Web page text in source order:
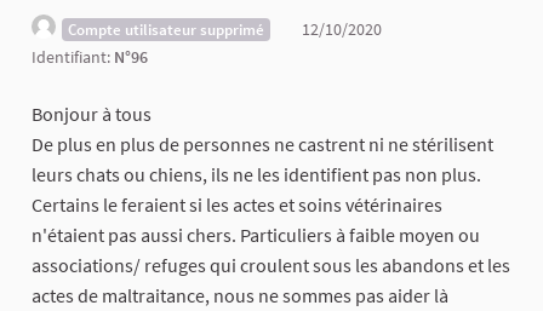
Compte utilisateur supprimé
12/10/2020
Identifiant: N°96
Bonjour à tous
De plus en plus de personnes ne castrent ni ne stérilisent
leurs chats ou chiens, ils ne les identifient pas non plus.
Certains le feraient si les actes et soins vétérinaires
n'étaient pas aussi chers. Particuliers à faible moyen ou
associations/ refuges qui croulent sous les abandons et les
actes de maltraitance, nous ne sommes pas aider là